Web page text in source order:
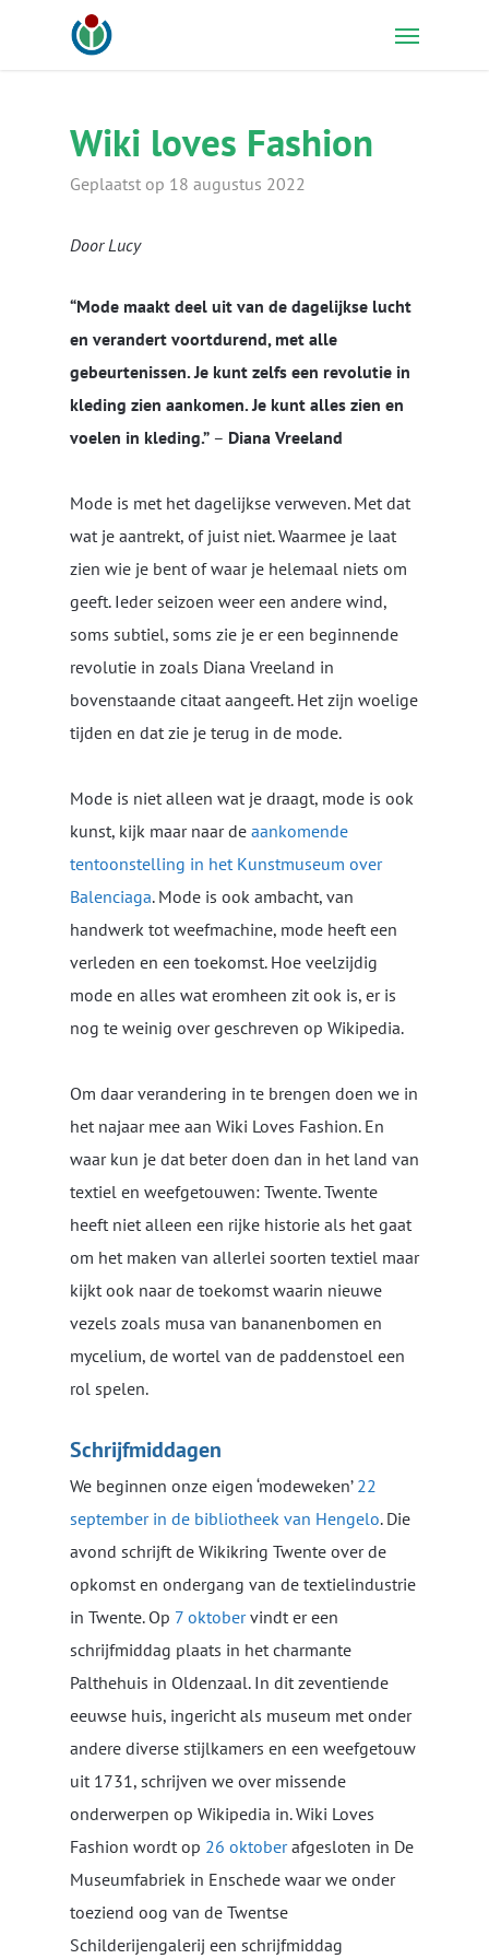
Menu
Wiki loves Fashion
Geplaatst op 18 augustus 2022
Door Lucy
“Mode maakt deel uit van de dagelijkse lucht
en verandert voortdurend, met alle
gebeurtenissen. Je kunt zelfs een revolutie in
kleding zien aankomen. Je kunt alles zien en
voelen in kleding.” – Diana Vreeland
Mode is met het dagelijkse verweven. Met dat
wat je aantrekt, of juist niet. Waarmee je laat
zien wie je bent of waar je helemaal niets om
geeft. Ieder seizoen weer een andere wind,
soms subtiel, soms zie je er een beginnende
revolutie in zoals Diana Vreeland in
bovenstaande citaat aangeeft. Het zijn woelige
tijden en dat zie je terug in de mode.
Mode is niet alleen wat je draagt, mode is ook
kunst, kijk maar naar de aankomende
tentoonstelling in het Kunstmuseum over
Balenciaga. Mode is ook ambacht, van
handwerk tot weefmachine, mode heeft een
verleden en een toekomst. Hoe veelzijdig
mode en alles wat eromheen zit ook is, er is
nog te weinig over geschreven op Wikipedia.
Om daar verandering in te brengen doen we in
het najaar mee aan Wiki Loves Fashion. En
waar kun je dat beter doen dan in het land van
textiel en weefgetouwen: Twente. Twente
heeft niet alleen een rijke historie als het gaat
om het maken van allerlei soorten textiel maar
kijkt ook naar de toekomst waarin nieuwe
vezels zoals musa van bananenbomen en
mycelium, de wortel van de paddenstoel een
rol spelen.
Schrijfmiddagen
We beginnen onze eigen ‘modeweken’ 22
september in de bibliotheek van Hengelo. Die
avond schrijft de Wikikring Twente over de
opkomst en ondergang van de textielindustrie
in Twente. Op 7 oktobervindt er een
schrijfmiddag plaats in het charmante
Palthehuis in Oldenzaal. In dit zeventiende
eeuwse huis, ingericht als museum met onder
andere diverse stijlkamers en een weefgetouw
uit 1731, schrijven we over missende
onderwerpen op Wikipedia in. Wiki Loves
Fashion wordt op 26 oktoberafgesloten in De
Museumfabriek in Enschede waar we onder
toeziend oog van de Twentse
Schilderijengalerij een schrijfmiddag